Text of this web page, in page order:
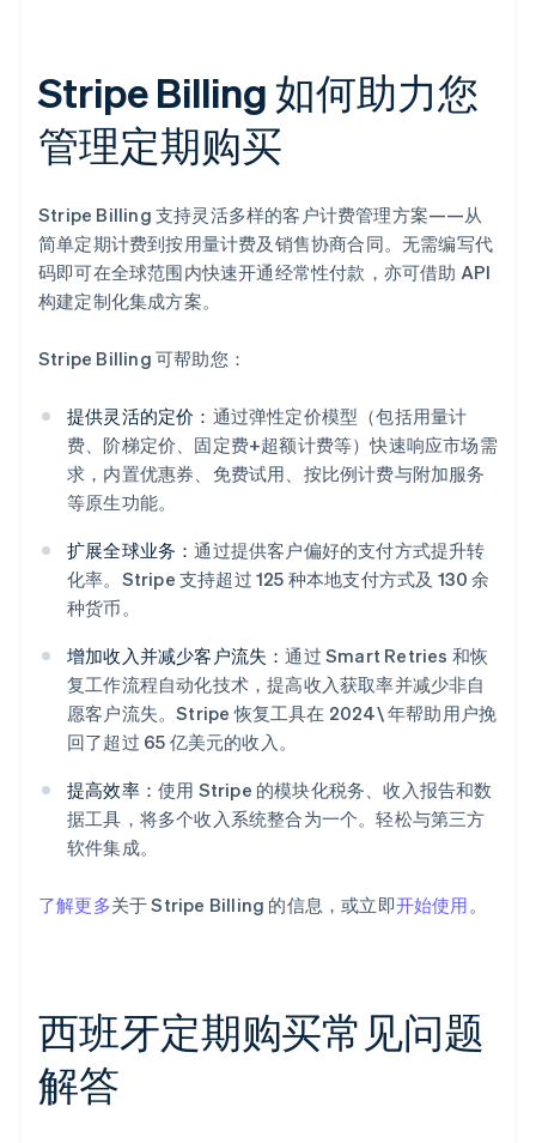
Stripe Billing 如何助力您
管理定期购买
Stripe Billing 支持灵活多样的客户计费管理方案——从
简单定期计费到按用量计费及销售协商合同。无需编写代
码即可在全球范围内快速开通经常性付款，亦可借助 API
构建定制化集成方案。
Stripe Billing 可帮助您：
提供灵活的定价： 通过弹性定价模型（包括用量计
费、阶梯定价、固定费+超额计费等）快速响应市场需
求，内置优惠券、免费试用、按比例计费与附加服务
等原生功能。
扩展全球业务：通过提供客户偏好的支付方式提升转
化率。Stripe 支持超过 125 种本地支付方式及 130 余
种货币。
增加收入并减少客户流失：通过 Smart Retries 和恢
复工作流程自动化技术，提高收入获取率并减少非自
愿客户流失。Stripe 恢复工具在 2024\ 年帮助用户挽
回了超过 65 亿美元的收入。
提高效率： 使用 Stripe 的模块化税务、收入报告和数
据工具，将多个收入系统整合为一个。轻松与第三方
软件集成。
了解更多关于 Stripe Billing 的信息，或立即开始使用。
西班牙定期购买常见问题
解答